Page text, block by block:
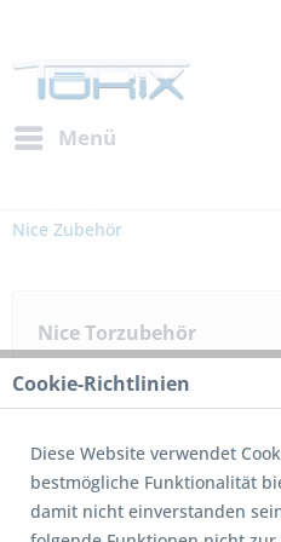
Menü
Nice Zubehör
Nice Torzubehör
Cookie-Richtlinien
Diese Website verwendet
bestmögliche Funktionalität
damit nicht einverstanden